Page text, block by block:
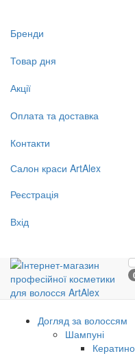
Бренди
Товар дня
Акції
Оплата та доставка
Контакти
Салон краси ArtAlex
Реєстрація
Вхід
Догляд за волоссям
Шампуні